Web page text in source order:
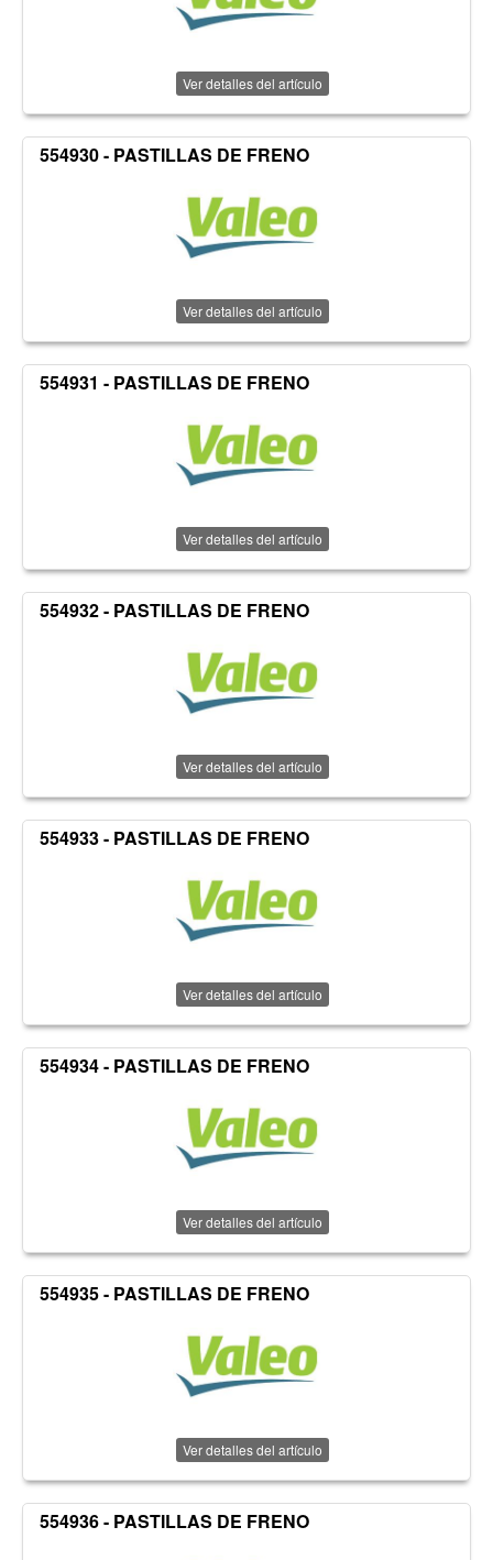
Ver detalles del artículo
554930 - PASTILLAS DE FRENO
Ver detalles del artículo
554931 - PASTILLAS DE FRENO
Ver detalles del artículo
554932 - PASTILLAS DE FRENO
Ver detalles del artículo
554933 - PASTILLAS DE FRENO
Ver detalles del artículo
554934 - PASTILLAS DE FRENO
Ver detalles del artículo
554935 - PASTILLAS DE FRENO
Ver detalles del artículo
554936 - PASTILLAS DE FRENO